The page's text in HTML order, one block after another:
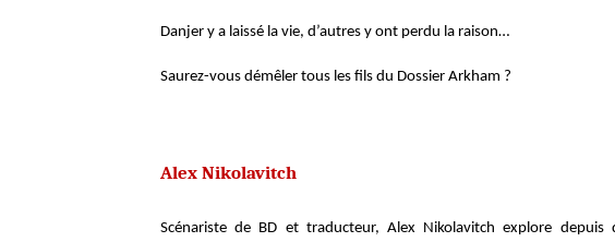
Danjer y a laissé la vie, d’autres y ont perdu la raison…
Saurez-vous démêler tous les fils du Dossier Arkham ?
Alex Nikolavitch
Scénariste de BD et traducteur, Alex Nikolavitch explore